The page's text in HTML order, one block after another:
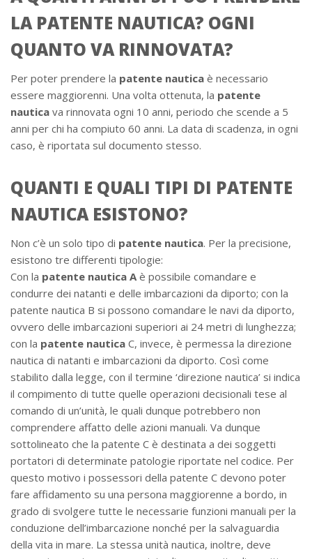
LA PATENTE NAUTICA? OGNI
QUANTO VA RINNOVATA?
Per poter prendere la patente nautica è necessario
essere maggiorenni. Una volta ottenuta, la patente
nautica va rinnovata ogni 10 anni, periodo che scende a 5
anni per chi ha compiuto 60 anni. La data di scadenza, in ogni
caso, è riportata sul documento stesso.
QUANTI E QUALI TIPI DI PATENTE
NAUTICA ESISTONO?
Non c’è un solo tipo di patente nautica. Per la precisione,
esistono tre differenti tipologie:
Con la patente nautica A è possibile comandare e
condurre dei natanti e delle imbarcazioni da diporto; con la
patente nautica B si possono comandare le navi da diporto,
ovvero delle imbarcazioni superiori ai 24 metri di lunghezza;
con la patente nautica C, invece, è permessa la direzione
nautica di natanti e imbarcazioni da diporto. Così come
stabilito dalla legge, con il termine ‘direzione nautica’ si indica
il compimento di tutte quelle operazioni decisionali tese al
comando di un’unità, le quali dunque potrebbero non
comprendere affatto delle azioni manuali. Va dunque
sottolineato che la patente C è destinata a dei soggetti
portatori di determinate patologie riportate nel codice. Per
questo motivo i possessori della patente C devono poter
fare affidamento su una persona maggiorenne a bordo, in
grado di svolgere tutte le necessarie funzioni manuali per la
conduzione dell’imbarcazione nonché per la salvaguardia
della vita in mare. La stessa unità nautica, inoltre, deve